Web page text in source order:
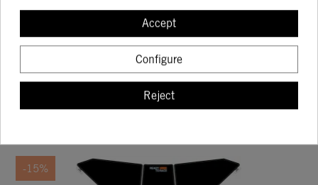
FACTORY GREAT KIT KTM FOR THE 990
DUKE
99.04 84.18
BUY
-15%
Accept
Configure
Reject